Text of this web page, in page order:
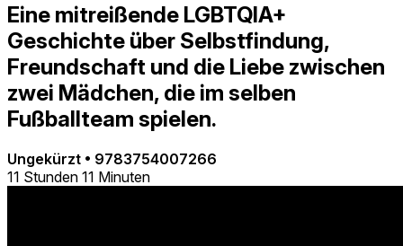
Eine mitreißende LGBTQIA+
Geschichte über Selbstfindung,
Freundschaft und die Liebe zwischen
zwei Mädchen, die im selben
Fußballteam spielen.
Ungekürzt • 9783754007266
11 Stunden 11 Minuten